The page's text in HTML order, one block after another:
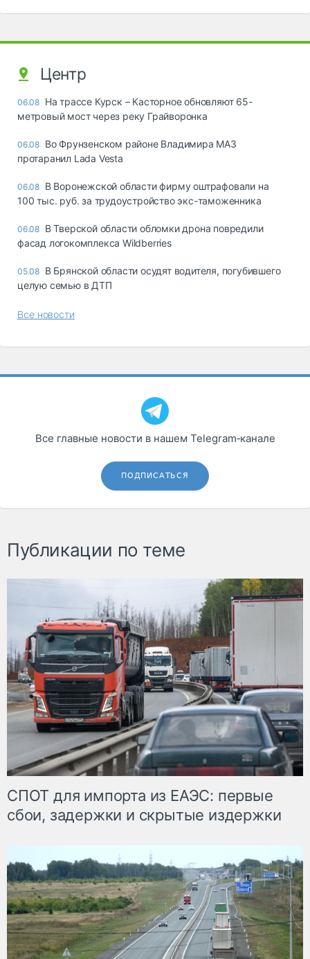
Центр
06.08 На трассе Курск – Касторное обновляют 65-
метровый мост через реку Грайворонка
06.08 Во Фрунзенском районе Владимира МАЗ
протаранил Lada Vesta
06.08 В Воронежской области фирму оштрафовали на
100 тыс. руб. за трудоустройство экс-таможенника
06.08 В Тверской области обломки дрона повредили
фасад логокомплекса Wildberries
05.08 В Брянской области осудят водителя, погубившего
целую семью в ДТП
Все новости
Все главные новости в нашем Telegram‑канале
ПОДПИСАТЬСЯ
Публикации по теме
СПОТ для импорта из ЕАЭС: первые
сбои, задержки и скрытые издержки